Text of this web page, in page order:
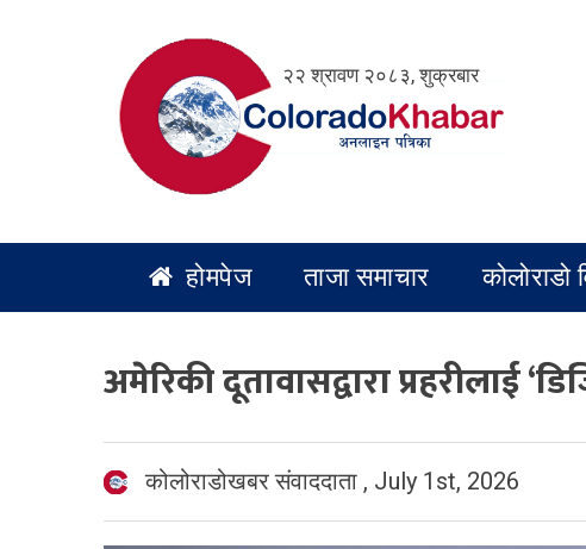
२२ श्रावण २०८३, शुक्रबार
होमपेज ताजा समाचार
अमेरिकी दूतावासद्वारा प्रहरीलाई
कोलोराडोखबर संवाददाता , July 1st, 2026